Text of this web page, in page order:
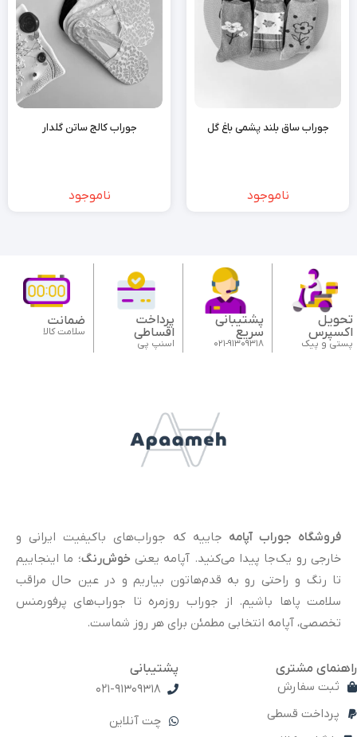
جوراب ساق بلند پشمی باغ گل
ناموجود
جوراب کالج ساتن گلدار
ناموجود
تحویل
اکسپرس
پستی و پیک
پشتیبانی
سریع
021-91309318
پرداخت
اقساطی
اسنپ پی
ضمانت
سلامت کالا
فروشگاه جوراب آپامه جاییه که جوراب‌های باکیفیت ایرانی و
خارجی رو یک‌جا پیدا می‌کنید. آپامه یعنی خوش‌رنگ؛ ما اینجاییم
تا رنگ و راحتی رو به قدم‌هاتون بیاریم و در عین حال مراقب
سلامت پاها باشیم. از جوراب روزمره تا جوراب‌های پرفورمنس
تخصصی، آپامه انتخابی مطمئن برای هر روز شماست.
راهنمای مشتری
ثبت سفارش
پرداخت قسطی
پشتیبانی
021-91309318
چت آنلاین